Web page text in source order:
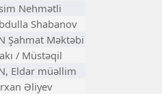
Nehmətli
Shabanov
Şahmat Məktəbi
/ Müstəqil
Eldar müəllim
Əliyev